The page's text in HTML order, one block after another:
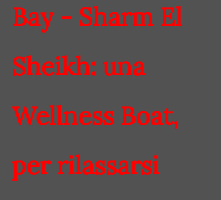
Bay - Sharm El
Sheikh: una
Wellness Boat,
per rilassarsi